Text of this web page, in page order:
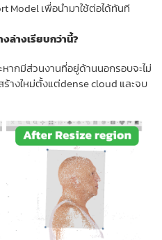
Model เพื่อนำมาใช้ต่อได้ทันที
ล่างเรียบกว่านี้?
หากมีส่วนงานที่อยู่ด้านนอกรอบจะไม่
างใหม่ตั้งแต่dense cloud และจบ